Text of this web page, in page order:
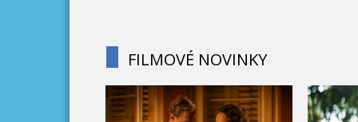
FILMOVÉ NOVINKY